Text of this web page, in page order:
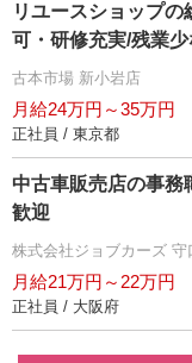
リユースショップ
可・研修充実/残業
古本市場 新小岩店
月給24万円～35万円
正社員 / 東京都
中古車販売店の事務
歓迎
株式会社ジョブカーズ 守
月給21万円～22万円
正社員 / 大阪府